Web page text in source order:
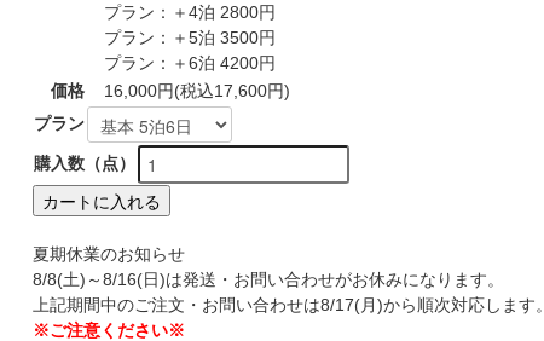
プラン：＋4泊 2800円
プラン：＋5泊 3500円
プラン：＋6泊 4200円
価格
16,000円(税込17,600円)
プラン
購入数（点）
カートに入れる
夏期休業のお知らせ
8/8(土)～8/16(日)は発送・お問い合わせがお休みになります。
上記期間中のご注文・お問い合わせは8/17(月)から順次対応します。
※ご注意ください※